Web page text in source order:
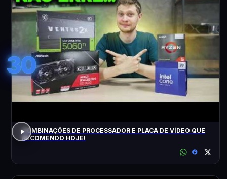
30
COMBINAÇÕES DE PROCESSADOR E PLACA DE VÍDEO QUE
RECOMENDO HOJE!